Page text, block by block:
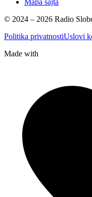
© 2024 – 2026 Radio
Politika privatnostiUslovi
Made with